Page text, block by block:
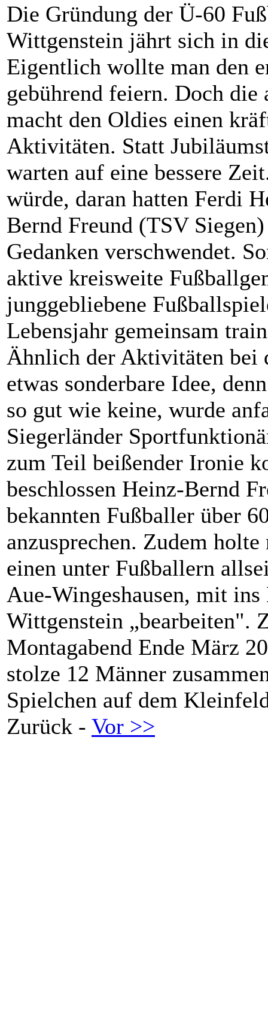
Die Gründung der Ü-60
Wittgenstein jährt sich in
Eigentlich wollte man den
gebührend feiern. Doch die
macht den Oldies einen
Aktivitäten. Statt
warten auf eine bessere
würde, daran hatten Ferdi
Bernd Freund (TSV
Gedanken verschwendet.
aktive kreisweite
junggebliebene
Lebensjahr gemeinsam
Ähnlich der Aktivitäten bei
etwas sonderbare Idee,
so gut wie keine, wurde
Siegerländer
zum Teil beißender Ironie
beschlossen Heinz-Bernd
bekannten Fußballer über
anzusprechen. Zudem
einen unter Fußballern
Aue-Wingeshausen, mit
Wittgenstein „bearbeiten".
Montagabend Ende März
stolze 12 Männer
Spielchen auf dem
Zurück - Vor >>